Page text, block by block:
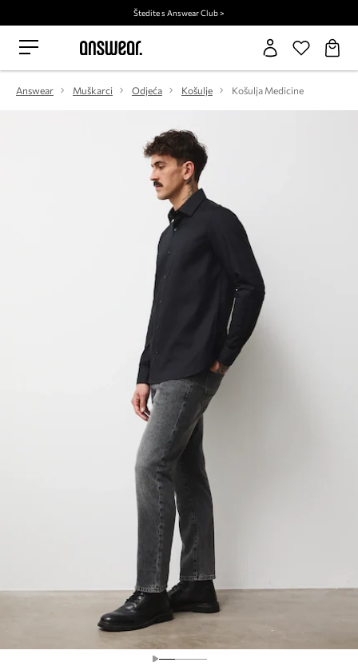
Štedite s Answear Club >
Answear Muškarci Odjeća Košulje Košulja Medicine